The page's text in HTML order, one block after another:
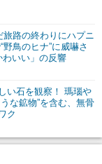
旅路の終わりにハプニ
鳥のヒナ”に威嚇さ
いい」の反響
い石を観察！ 瑪瑙や
な鉱物”を含む、無骨
ク